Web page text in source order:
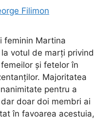
Filimon
feminin Martina
votul de marți privind
și fetelor în
Majoritatea
pentru a
doar doi membri ai
în favoarea acestuia,